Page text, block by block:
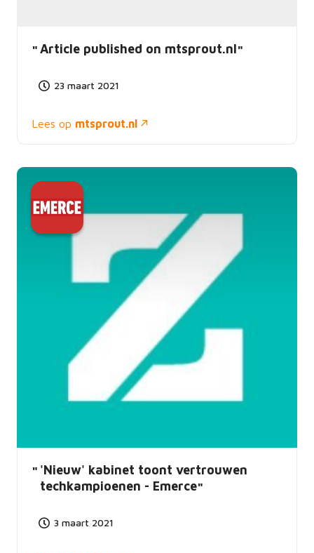
Article published on mtsprout.nl
23 maart 2021
Lees op mtsprout.nl
'Nieuw' kabinet toont vertrouwen
techkampioenen - Emerce
3 maart 2021